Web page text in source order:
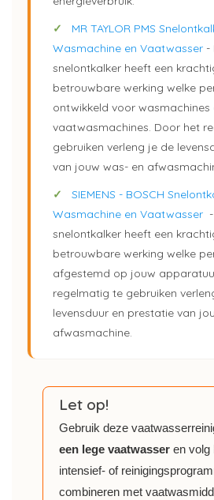
✓
MR TAYLOR PMS
Wasmachine en Vaatwasser -
snelontkalker heeft een
betrouwbare werking welke
ontwikkeld voor wasmachines
vaatwasmachines. Door het
gebruiken verleng je de
van jouw was- en
✓
SIEMENS - BOSCH
Wasmachine en Vaatwasser
snelontkalker heeft een
betrouwbare werking welke
afgestemd op jouw
regelmatig te gebruiken
levensduur en prestatie van
afwasmachine.
Let op!
Gebruik deze
een lege vaatwasseren volg
intensief- of
combineren met